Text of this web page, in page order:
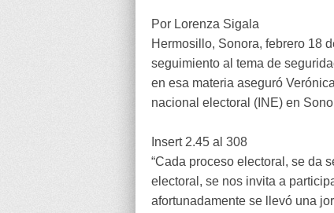
Por Lorenza Sigala
Hermosillo, Sonora, febrero 18
seguimiento al tema de
en esa materia aseguró
nacional electoral (INE) en
Insert 2.45 al 308
“Cada proceso electoral, se da
electoral, se nos invita a
afortunadamente se llevó una